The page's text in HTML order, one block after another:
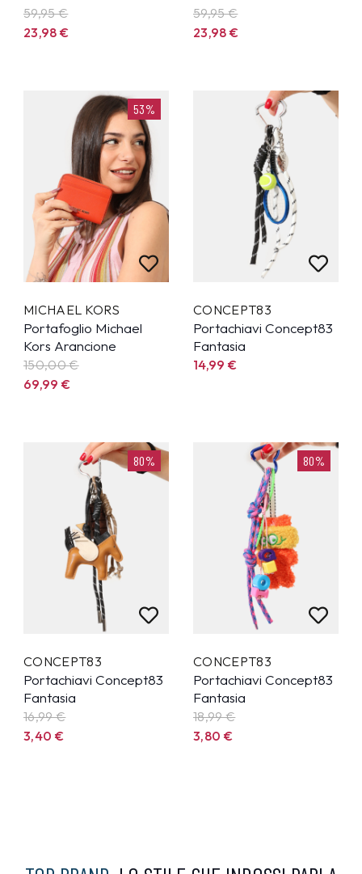
59,95€
23,98€
59,95€
23,98€
53%
MICHAEL KORS
Portafoglio Michael
Kors Arancione
150,00€
69,99€
CONCEPT83
Portachiavi Concept83
Fantasia
14,99€
80%
CONCEPT83
Portachiavi Concept83
Fantasia
16,99€
3,40 €
80%
CONCEPT83
Portachiavi Concept83
Fantasia
18,99€
3,80 €